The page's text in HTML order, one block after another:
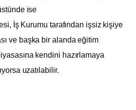
ise
İş Kurumu tarafından işsiz kişiye
ve başka bir alanda eğitim
kendini hazırlamaya
uzatılabilir.